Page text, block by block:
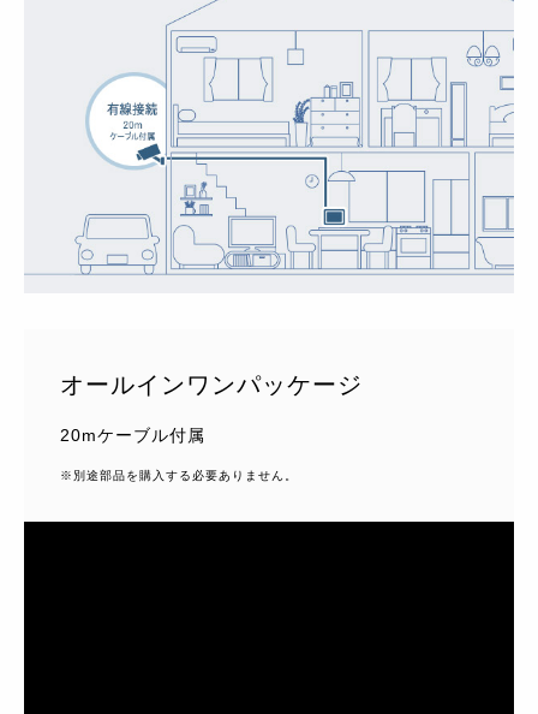
オールインワンパッケージ
20mケーブル付属
※別途部品を購入する必要ありません。